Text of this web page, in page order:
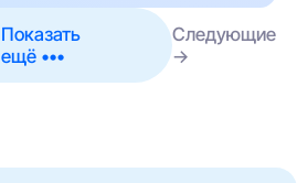
Показать
ещё •••
Следующие
→